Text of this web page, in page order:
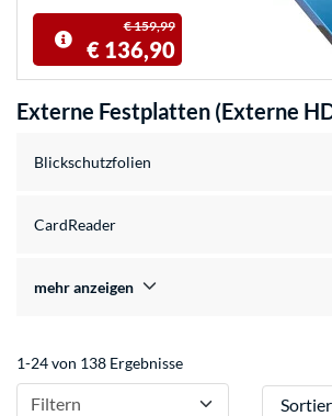
€ 159,99
€ 136,90
Externe Festplatten (Externe
Blickschutzfolien
CardReader
mehr anzeigen
1-24 von 138 Ergebnisse
Filtern Sortieren